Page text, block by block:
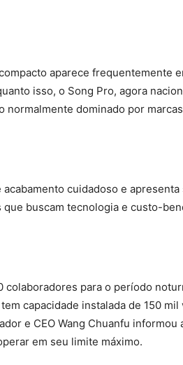
aparece frequentemente
isso, o Song Pro, agora
dominado por
cuidadoso e apresenta
buscam tecnologia e custo-
para o período
capacidade instalada de 150 mil
e CEO Wang Chuanfu informou
em seu limite máximo.